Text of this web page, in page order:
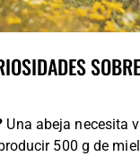
Una abeja necesita
500 g de